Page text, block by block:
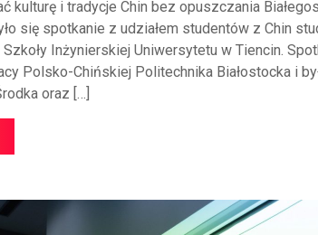
kulturę i tradycje Chin bez opuszczania
się spotkanie z udziałem studentów z Chin
Inżynierskiej Uniwersytetu w Tiencin.
Polsko-Chińskiej Politechnika Białostocka i
oraz […]